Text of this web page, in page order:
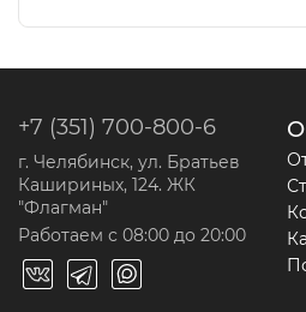
+7 (351) 700-800-6
г. Челябинск, ул. Братьев
Кашириных, 124. ЖК
"Флагман"
Работаем с 08:00 до 20:00